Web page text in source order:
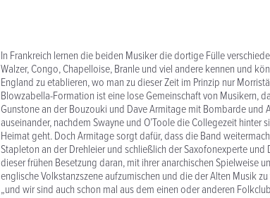
In Frankreich lernen die beiden Musiker die dortige Fülle
Walzer, Congo, Chapelloise, Branle und viel andere kennen und
England zu etablieren, wo man zu dieser Zeit im Prinzip nur
Blowzabella-Formation ist eine lose Gemeinschaft von Musikern,
Gunstone an der Bouzouki und Dave Armitage mit Bombarde
auseinander, nachdem Swayne und O’Toole die Collegezeit hinter
Heimat geht. Doch Armitage sorgt dafür, dass die Band
Stapleton an der Drehleier und schließlich der Saxofonexperte und
dieser frühen Besetzung daran, mit ihrer anarchischen Spielweise
englische Volkstanzszene aufzumischen und die der Alten Musik
„und wir sind auch schon mal aus dem einen oder anderen